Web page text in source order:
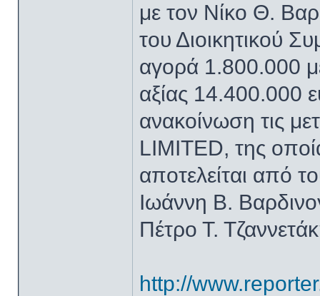
με τον Νίκο Θ.
του Διοικητικού
αγορά 1.800.000
αξίας 14.400.000
ανακοίνωση τις
LIMITED, της
αποτελείται από
Ιωάννη Β.
Πέτρο Τ.
http://